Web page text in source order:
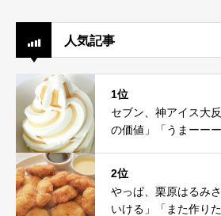
人気記事
1位
セブン、神アイス大
の価値」「うまーー
2位
やっぱ、栗原はるみ
いける」「また作り